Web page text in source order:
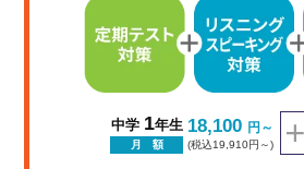
中学 1年生
月 額
18,100 円～
(税込19,910円～)